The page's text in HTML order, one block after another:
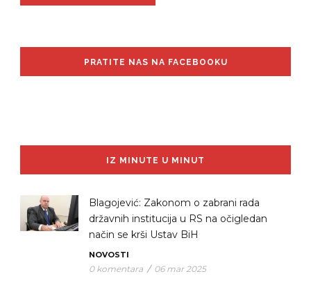
PRATITE NAS NA FACEBOOKU
IZ MINUTE U MINUT
Blagojević: Zakonom o zabrani rada
državnih institucija u RS na očigledan
način se krši Ustav BiH
NOVOSTI
0 komentara / 06 mar 2025